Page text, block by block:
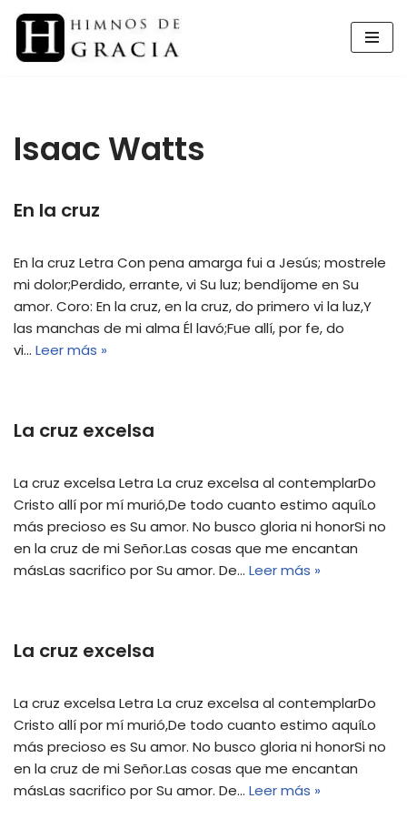
Saltar
Isaac Watts
En la cruz
En la cruz Letra Con pena amarga fui a Jesús; mostrele
mi dolor;Perdido, errante, vi Su luz; bendíjome en Su
amor. Coro: En la cruz, en la cruz, do primero vi la luz,Y
las manchas de mi alma Él lavó;Fue allí, por fe, do
vi… Leer más »
La cruz excelsa
La cruz excelsa Letra La cruz excelsa al contemplarDo
Cristo allí por mí murió,De todo cuanto estimo aquíLo
más precioso es Su amor. No busco gloria ni honorSi no
en la cruz de mi Señor.Las cosas que me encantan
másLas sacrifico por Su amor. De… Leer más »
La cruz excelsa
La cruz excelsa Letra La cruz excelsa al contemplarDo
Cristo allí por mí murió,De todo cuanto estimo aquíLo
más precioso es Su amor. No busco gloria ni honorSi no
en la cruz de mi Señor.Las cosas que me encantan
másLas sacrifico por Su amor. De… Leer más »